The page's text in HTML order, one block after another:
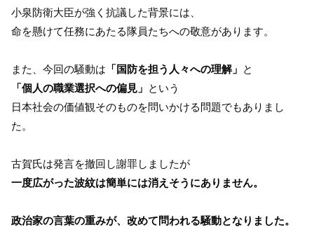
小泉防衛大臣が強く抗議した背景には、
命を懸けて任務にあたる隊員たちへの敬意があります。
また、今回の騒動は 「国防を担う人々への理解」 と
「個人の職業選択への偏見」 という
日本社会の価値観そのものを問いかける問題でもありまし
た。
古賀氏は発言を撤回し謝罪しましたが
一度広がった波紋は簡単には消えそうにありません。
政治家の言葉の重みが、改めて問われる騒動となりました。